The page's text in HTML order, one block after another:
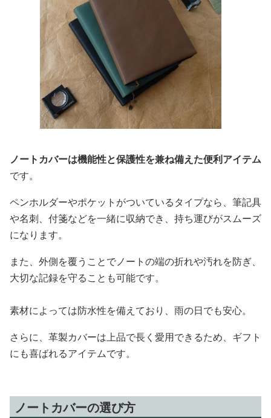
ノートカバーは機能性と保護性を兼ね備えた便利アイテム
です。
ペンホルダーやポケットがついているタイプなら、筆記具
や名刺、付箋などを一緒に収納でき、持ち運びがスムーズ
になります。
また、外側を覆うことでノートの端の折れや汚れを防ぎ、
大切な記録を守ることも可能です。
素材によっては防水性を備えており、雨の日でも安心。
さらに、革製カバーは上品で長く愛用できるため、ギフト
にも喜ばれるアイテムです。
ノートカバーの選び方